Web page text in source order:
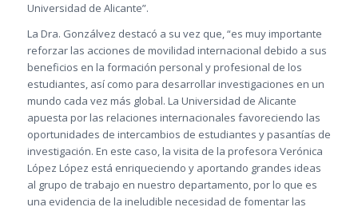
Universidad de Alicante”.
La Dra. Gonzálvez destacó a su vez que, “es muy importante
reforzar las acciones de movilidad internacional debido a sus
beneficios en la formación personal y profesional de los
estudiantes, así como para desarrollar investigaciones en un
mundo cada vez más global. La Universidad de Alicante
apuesta por las relaciones internacionales favoreciendo las
oportunidades de intercambios de estudiantes y pasantías de
investigación. En este caso, la visita de la profesora Verónica
López López está enriqueciendo y aportando grandes ideas
al grupo de trabajo en nuestro departamento, por lo que es
una evidencia de la ineludible necesidad de fomentar las